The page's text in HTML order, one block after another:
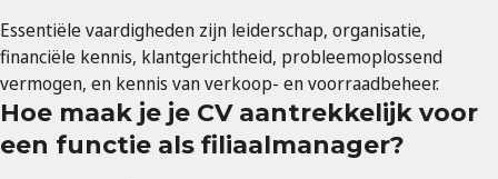
Essentiële vaardigheden zijn leiderschap, organisatie,
financiële kennis, klantgerichtheid, probleemoplossend
vermogen, en kennis van verkoop- en voorraadbeheer.
Hoe maak je je CV aantrekkelijk voor
een functie als filiaalmanager?